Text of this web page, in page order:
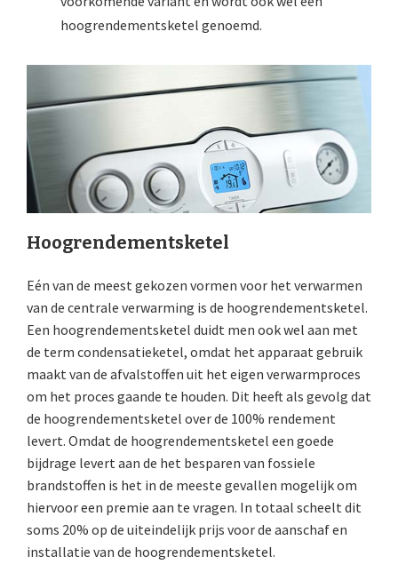
hoogrendementsketel genoemd.
Hoogrendementsketel
Eén van de meest gekozen vormen voor het verwarmen
van de centrale verwarming is de hoogrendementsketel.
Een hoogrendementsketel duidt men ook wel aan met
de term condensatieketel, omdat het apparaat gebruik
maakt van de afvalstoffen uit het eigen verwarmproces
om het proces gaande te houden. Dit heeft als gevolg dat
de hoogrendementsketel over de 100% rendement
levert. Omdat de hoogrendementsketel een goede
bijdrage levert aan de het besparen van fossiele
brandstoffen is het in de meeste gevallen mogelijk om
hiervoor een premie aan te vragen. In totaal scheelt dit
soms 20% op de uiteindelijk prijs voor de aanschaf en
installatie van de hoogrendementsketel.